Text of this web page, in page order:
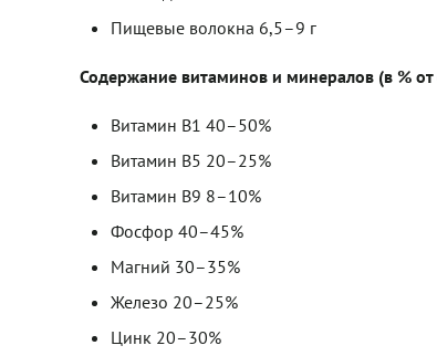
Пищевые волокна 6,5–9 г
Содержание витаминов и минералов (в %
Витамин B1 40–50%
Витамин B5 20–25%
Витамин B9 8–10%
Фосфор 40–45%
Магний 30–35%
Железо 20–25%
Цинк 20–30%